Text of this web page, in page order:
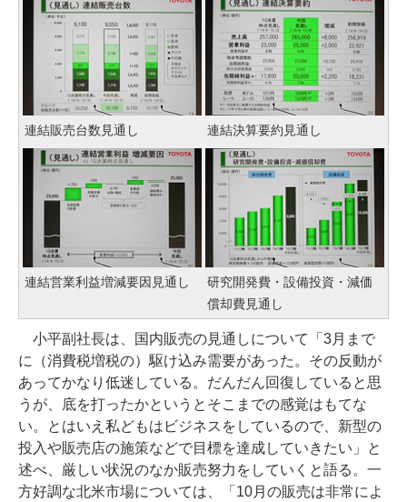
連結販売台数見通し 連結決算要約見通し
連結営業利益増減要因見通し
研究開発費・設備投資・減価
償却費見通し
小平副社長は、国内販売の見通しについて「3月まで
に（消費税増税の）駆け込み需要があった。その反動が
あってかなり低迷している。だんだん回復していると思
うが、底を打ったかというとそこまでの感覚はもてな
い。とはいえ私どもはビジネスをしているので、新型の
投入や販売店の施策などで目標を達成していきたい」と
述べ、厳しい状況のなか販売努力をしていくと語る。一
方好調な北米市場については、「10月の販売は非常によ